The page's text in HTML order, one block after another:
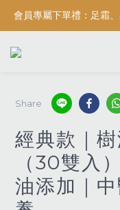
按摩系列滿$3000元，
會員專屬下單禮：足霜
按摩系列滿$3000元，
Share
經典款｜
（30雙入
油添加｜